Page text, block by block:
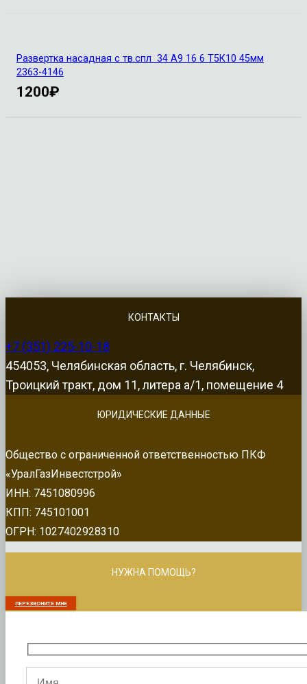
Развертка насадная с тв.спл 34 А9 16 6 Т5К10 45мм
2363-4146
1200₽
КОНТАКТЫ
+7 (351) 225-10-18
454053, Челябинская область, г. Челябинск,
Троицкий тракт, дом 11, литера а/1, помещение 4
ЮРИДИЧЕСКИЕ ДАННЫЕ
Общество с ограниченной ответственностью ПКФ
«УралГазИнвестстрой»
ИНН: 7451080996
КПП: 745101001
ОГРН: 1027402928310
НУЖНА ПОМОЩЬ?
ПЕРЕЗВОНИТЕ МНЕ